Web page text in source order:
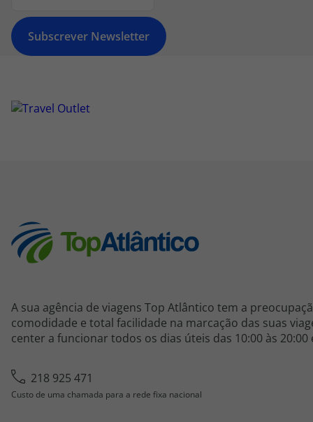
Subscrever Newsletter
A sua agência de viagens Top Atlântico tem a
comodidade e total facilidade na marcação das suas
center a funcionar todos os dias úteis das 10:00 às 20:00
218 925 471
Custo de uma chamada para a rede fixa nacional